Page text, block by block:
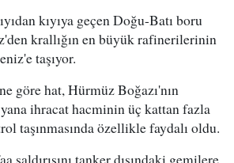
kıyıya geçen Doğu-Batı boru
krallığın en büyük rafinerilerinin
taşıyor.
göre hat, Hürmüz Boğazı'nın
ihracat hacminin üç kattan fazla
taşınmasında özellikle faydalı oldu.